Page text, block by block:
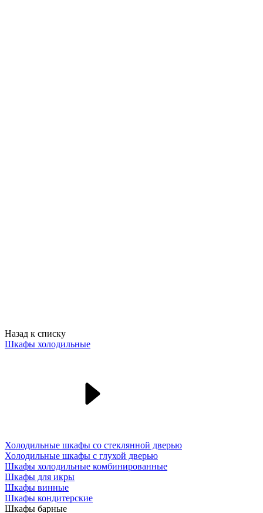
Назад к списку
Шкафы холодильные
Холодильные шкафы со стеклянной дверью
Холодильные шкафы с глухой дверью
Шкафы холодильные комбинированные
Шкафы для икры
Шкафы винные
Шкафы кондитерские
Шкафы барные